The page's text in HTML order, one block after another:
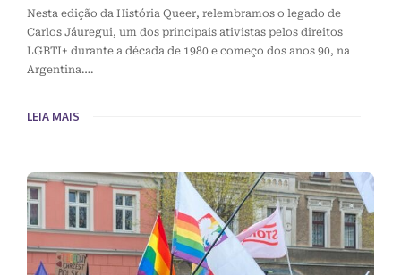
Nesta edição da História Queer, relembramos o legado de
Carlos Jáuregui, um dos principais ativistas pelos direitos
LGBTI+ durante a década de 1980 e começo dos anos 90, na
Argentina….
LEIA MAIS